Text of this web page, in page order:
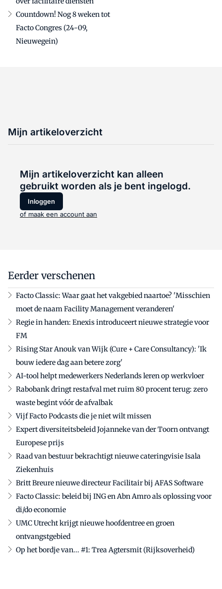
Countdown! Nog 8 weken tot
Facto Congres (24-09,
Nieuwegein)
Mijn artikeloverzicht
Mijn artikeloverzicht kan alleen
gebruikt worden als je bent ingelogd.
Inloggen
of maak een account aan
Eerder verschenen
Facto Classic: Waar gaat het vakgebied naartoe? 'Misschien
moet de naam Facility Management veranderen'
Regie in handen: Enexis introduceert nieuwe strategie voor
FM
Rising Star Anouk van Wijk (Cure + Care Consultancy): 'Ik
bouw iedere dag aan betere zorg'
AI-tool helpt medewerkers Nederlands leren op werkvloer
Rabobank dringt restafval met ruim 80 procent terug: zero
waste begint vóór de afvalbak
Vijf Facto Podcasts die je niet wilt missen
Expert diversiteitsbeleid Jojanneke van der Toorn ontvangt
Europese prijs
Raad van bestuur bekrachtigt nieuwe cateringvisie Isala
Ziekenhuis
Britt Breure nieuwe directeur Facilitair bij AFAS Software
Facto Classic: beleid bij ING en Abn Amro als oplossing voor
di/do economie
UMC Utrecht krijgt nieuwe hoofdentree en groen
ontvangstgebied
Op het bordje van... #1: Trea Agtersmit (Rijksoverheid)